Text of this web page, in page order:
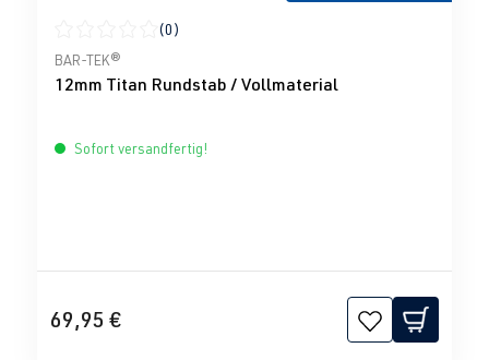
Durchschnittliche Bewertung von 0 von 5 Sternen
(0)
BAR-TEK®
12mm Titan Rundstab / Vollmaterial
Sofort versandfertig!
69,95 €